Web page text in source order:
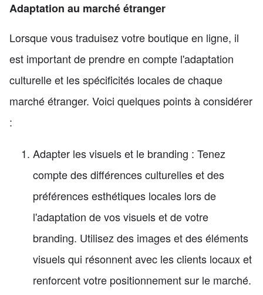
Adaptation au marché étranger
Lorsque vous traduisez votre boutique en ligne, il
est important de prendre en compte l'adaptation
culturelle et les spécificités locales de chaque
marché étranger. Voici quelques points à considérer
:
Adapter les visuels et le branding : Tenez
compte des différences culturelles et des
préférences esthétiques locales lors de
l'adaptation de vos visuels et de votre
branding. Utilisez des images et des éléments
visuels qui résonnent avec les clients locaux et
renforcent votre positionnement sur le marché.